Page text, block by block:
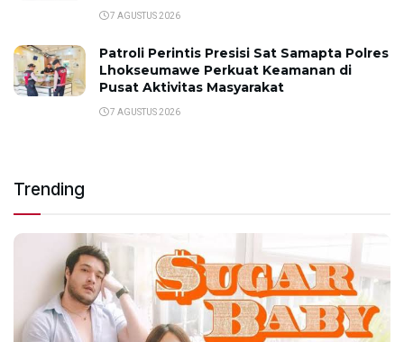
7 AGUSTUS 2026
Patroli Perintis Presisi Sat Samapta Polres
Lhokseumawe Perkuat Keamanan di
Pusat Aktivitas Masyarakat
7 AGUSTUS 2026
Trending